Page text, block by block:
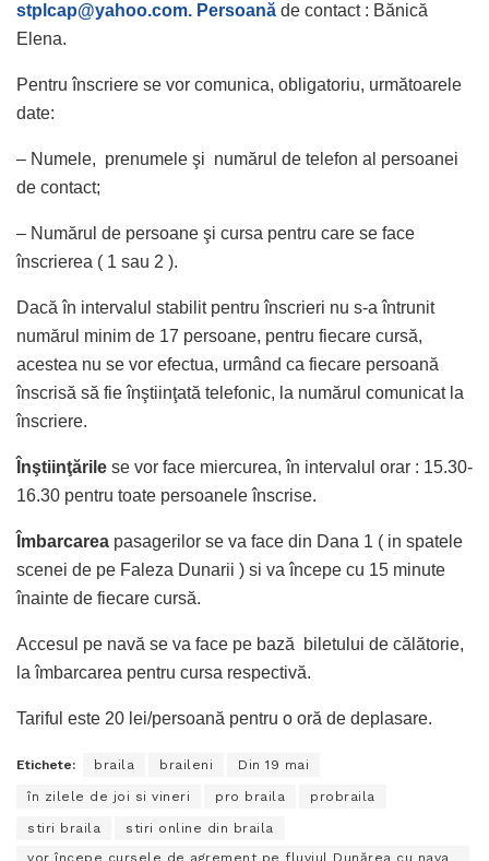
stplcap@yahoo.com. Persoană de contact : Bănică
Elena.
Pentru înscriere se vor comunica, obligatoriu, următoarele
date:
– Numele, prenumele şi numărul de telefon al persoanei
de contact;
– Numărul de persoane şi cursa pentru care se face
înscrierea ( 1 sau 2 ).
Dacă în intervalul stabilit pentru înscrieri nu s-a întrunit
numărul minim de 17 persoane, pentru fiecare cursă,
acestea nu se vor efectua, urmând ca fiecare persoană
înscrisă să fie înştiinţată telefonic, la numărul comunicat la
înscriere.
Înştiinţările se vor face miercurea, în intervalul orar : 15.30-
16.30 pentru toate persoanele înscrise.
Îmbarcarea pasagerilor se va face din Dana 1 ( in spatele
scenei de pe Faleza Dunarii ) si va începe cu 15 minute
înainte de fiecare cursă.
Accesul pe navă se va face pe bază biletului de călătorie,
la îmbarcarea pentru cursa respectivă.
Tariful este 20 lei/persoană pentru o oră de deplasare.
Etichete: braila braileni Din 19 mai
în zilele de joi si vineri pro braila probraila
stiri braila
stiri online din braila